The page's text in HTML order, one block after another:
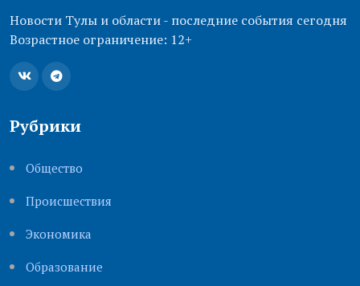
Новости Тулы и области - последние события сегодня
Возрастное ограничение: 12+
Рубрики
Общество
Происшествия
Экономика
Образование